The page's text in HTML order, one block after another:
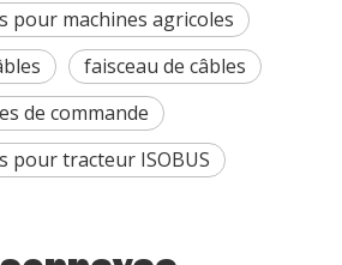
pour machines agricoles
faisceau de câbles
de commande
pour tracteur ISOBUS